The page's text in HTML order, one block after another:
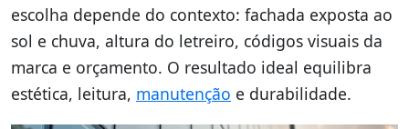
escolha depende do contexto: fachada exposta ao
sol e chuva, altura do letreiro, códigos visuais da
marca e orçamento. O resultado ideal equilibra
estética, leitura, manutenção e durabilidade.